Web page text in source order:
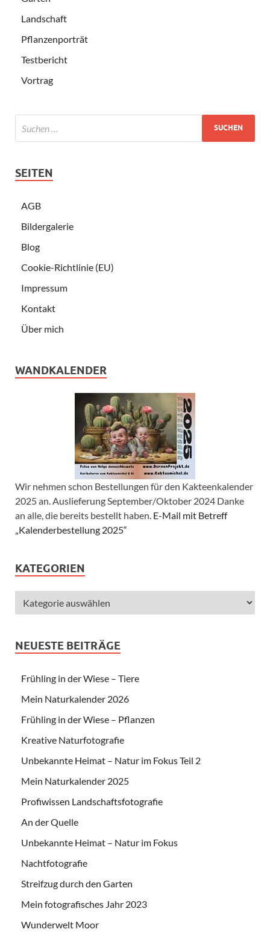
Landschaft
Pflanzenporträt
Testbericht
Vortrag
SEITEN
AGB
Bildergalerie
Blog
Cookie-Richtlinie (EU)
Impressum
Kontakt
Über mich
WANDKALENDER
Wir nehmen schon Bestellungen für den Kakteenkalender
2025 an. Auslieferung September/Oktober 2024 Danke
an alle, die bereits bestellt haben. E-Mail mit Betreff
„Kalenderbestellung 2025“
KATEGORIEN
NEUESTE BEITRÄGE
Frühling in der Wiese – Tiere
Mein Naturkalender 2026
Frühling in der Wiese – Pflanzen
Kreative Naturfotografie
Unbekannte Heimat – Natur im Fokus Teil 2
Mein Naturkalender 2025
Profiwissen Landschaftsfotografie
An der Quelle
Unbekannte Heimat – Natur im Fokus
Nachtfotografie
Streifzug durch den Garten
Mein fotografisches Jahr 2023
Wunderwelt Moor